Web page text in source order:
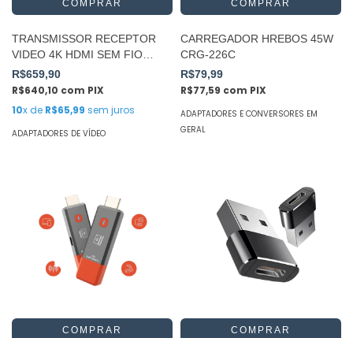
TRANSMISSOR RECEPTOR
VIDEO 4K HDMI SEM FIO
WIRELESS 50M NF
R$659,90
R$640,10 com PIX
10x de R$65,99 sem juros
ADAPTADORES DE VÍDEO
CARREGADOR HREBOS 45W
CRG-226C
R$79,99
R$77,59 com PIX
ADAPTADORES E CONVERSORES EM
GERAL